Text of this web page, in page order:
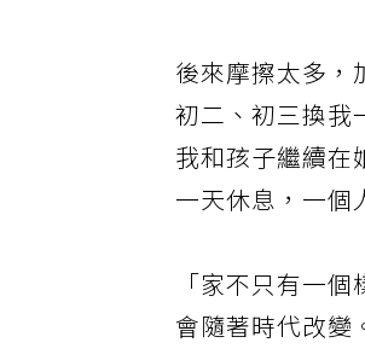
後來摩擦太多，
初二、初三換我
我和孩子繼續在
一天休息，一個
「家不只有一
會隨著時代改變